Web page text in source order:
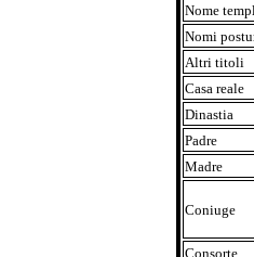
Nome
Nomi
Altri titoli
Casa reale
Dinastia
Padre
Madre
Coniuge
Consorte